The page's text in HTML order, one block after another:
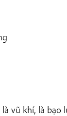
vũ khí, là bạo